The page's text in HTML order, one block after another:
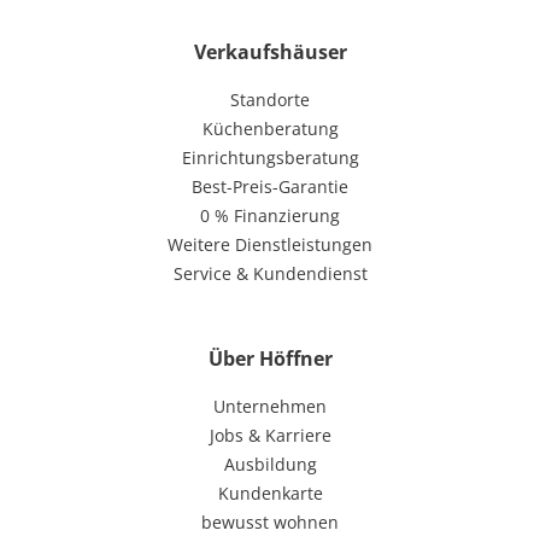
Verkaufshäuser
Standorte
Küchenberatung
Einrichtungsberatung
Best-Preis-Garantie
0 % Finanzierung
Weitere Dienstleistungen
Service & Kundendienst
Über Höffner
Unternehmen
Jobs & Karriere
Ausbildung
Kundenkarte
bewusst wohnen